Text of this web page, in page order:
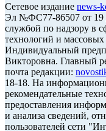
Cетевое издание news-
Эл №ФС77-86507 от 19
службой по надзору в
технологий и
Индивидуальный
Викторовна. Главный
почта редакции:
18-18. На
рекомендательные
предоставления
и анализа сведений,
пользователей сети